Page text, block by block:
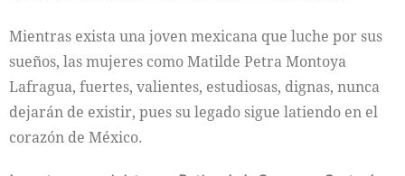
Mientras exista una joven mexicana que luche por sus
sueños, las mujeres como Matilde Petra Montoya
Lafragua, fuertes, valientes, estudiosas, dignas, nunca
dejarán de existir, pues su legado sigue latiendo en el
corazón de México.